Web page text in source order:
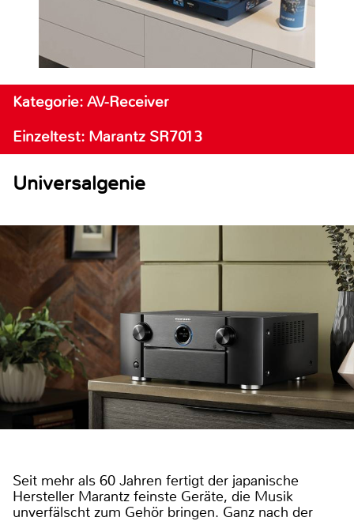
Kategorie: AV-Receiver
Einzeltest: Marantz SR7013
Universalgenie
Seit mehr als 60 Jahren fertigt der japanische
Hersteller Marantz feinste Geräte, die Musik
unverfälscht zum Gehör bringen. Ganz nach der